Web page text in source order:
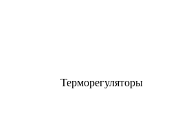
Терморегуляторы